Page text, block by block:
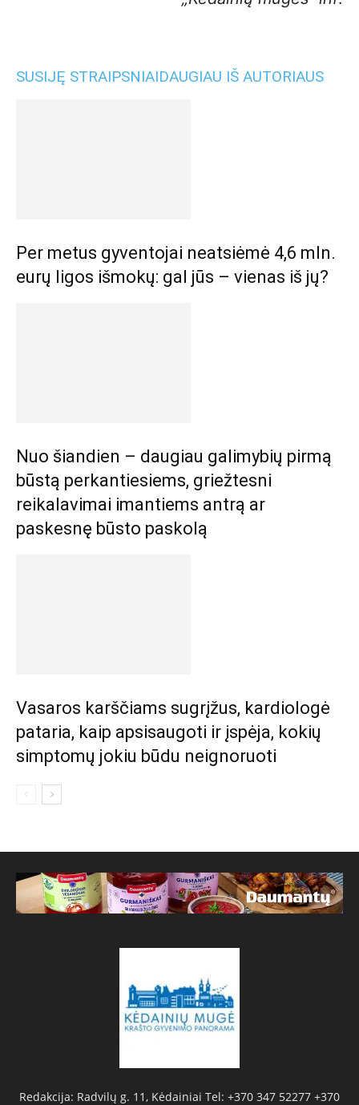
SUSIJĘ STRAIPSNIAIDAUGIAU IŠ AUTORIAUS
Per metus gyventojai neatsiėmė 4,6 mln.
eurų ligos išmokų: gal jūs – vienas iš jų?
Nuo šiandien – daugiau galimybių pirmą
būstą perkantiesiems, griežtesni
reikalavimai imantiems antrą ar
paskesnę būsto paskolą
Vasaros karščiams sugrįžus, kardiologė
pataria, kaip apsisaugoti ir įspėja, kokių
simptomų jokiu būdu neignoruoti
Redakcija: Radvilų g. 11, Kėdainiai Tel: +370 347 52277 +370